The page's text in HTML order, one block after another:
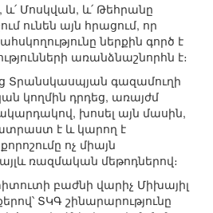
Մոսկվան, և՛ Թեհրանը
ունեն այն հրացում, որ
ներքին գործ է
առանձնաշնորհն է։
Տրանսկասպյան գազամուղի
կողմին դրդեց, առայժմ
խոսել այն մասին,
է և կարող է
ոչ միայն
ռազմական մեթոդներով։
բաժնի վարիչ Միխայիլ
ՏԿԳ շինարարությունը